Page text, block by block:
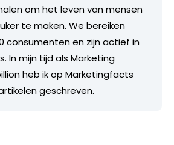
om het leven van mensen
te maken. We bereiken
consumenten en zijn actief in
In mijn tijd als Marketing
heb ik op Marketingfacts
geschreven.